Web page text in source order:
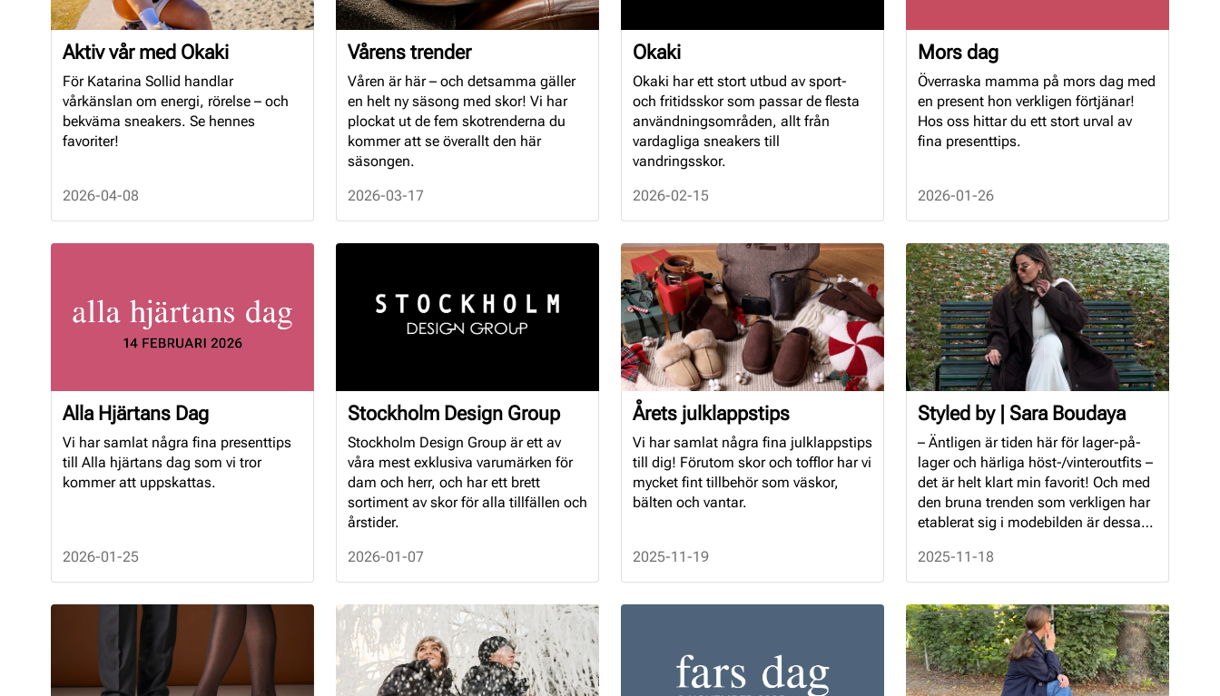
Aktiv vår med Okaki
För Katarina Sollid handlar
vårkänslan om energi, rörelse – och
bekväma sneakers. Se hennes
favoriter!
2026-04-08
Vårens trender
Våren är här – och detsamma gäller
en helt ny säsong med skor! Vi har
plockat ut de fem skotrenderna du
kommer att se överallt den här
säsongen.
2026-03-17
Okaki
Okaki har ett stort utbud av sport-
och fritidsskor som passar de flesta
användningsområden, allt från
vardagliga sneakers till
vandringsskor.
2026-02-15
Mors dag
Överraska mamma på mors dag med
en present hon verkligen förtjänar!
Hos oss hittar du ett stort urval av
fina presenttips.
2026-01-26
Alla Hjärtans Dag
Vi har samlat några fina presenttips
till Alla hjärtans dag som vi tror
kommer att uppskattas.
2026-01-25
Stockholm Design Group
Stockholm Design Group är ett av
våra mest exklusiva varumärken för
dam och herr, och har ett brett
sortiment av skor för alla tillfällen och
årstider.
2026-01-07
Årets julklappstips
Vi har samlat några fina julklappstips
till dig! Förutom skor och tofflor har vi
mycket fint tillbehör som väskor,
bälten och vantar.
2025-11-19
Styled by | Sara Boudaya
– Äntligen är tiden här för lager-på-
lager och härliga höst-/vinteroutfits –
det är helt klart min favorit! Och med
den bruna trenden som verkligen har
etablerat sig i modebilden är dessa
väskan de helt perfekta detaljerna till
outfiten! Älskar!!
2025-11-18